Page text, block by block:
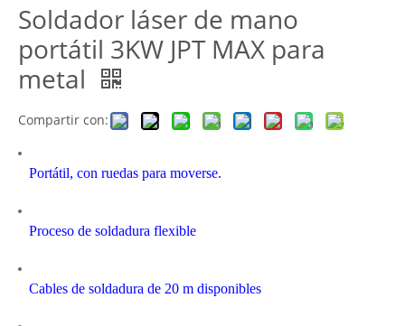
Soldador láser de mano
portátil 3KW JPT MAX para
metal
Compartir con:
Portátil, con ruedas para moverse.
Proceso de soldadura flexible
Cables de soldadura de 20 m disponibles